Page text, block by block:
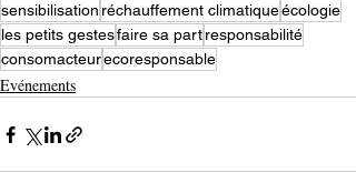
sensibilisation réchauffement climatiqueécologie
les petits gestesfaire sa partresponsabilité
consomacteurecoresponsable
Evénements